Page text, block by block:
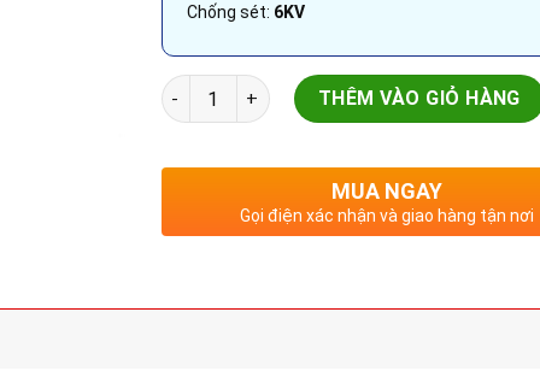
Chống sét: 6KV
Thiết bị chuyển mạng Switch 2 lớp | DH-
THÊM VÀO GIỎ HÀNG
MUA NGAY
Gọi điện xác nhận và giao hàng tận nơi